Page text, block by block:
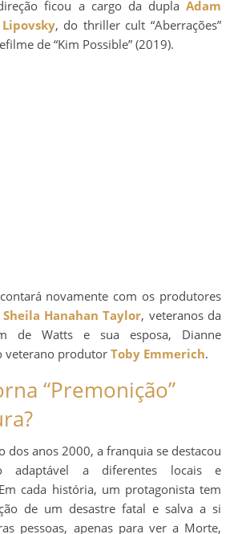
ficou a cargo da dupla Adam
, do thriller cult “Aberrações”
de “Kim Possible” (2019).
novamente com os produtores
Sheila Hanahan Taylor, veteranos da
de Watts e sua esposa, Dianne
veterano produtorToby Emmerich.
“Premonição”
dos anos 2000, a franquia se destacou
adaptável a diferentes locais e
cada história, um protagonista tem
de um desastre fatal e salva a si
pessoas, apenas para ver a Morte,